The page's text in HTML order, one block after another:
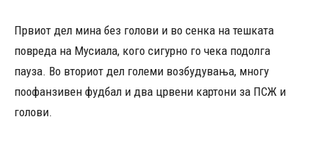
Првиот дел мина без голови и во сенка на тешката
повреда на Мусиала, кого сигурно го чека подолга
пауза. Во вториот дел големи возбудувања, многу
поофанзивен фудбал и два црвени картони за ПСЖ и
голови.